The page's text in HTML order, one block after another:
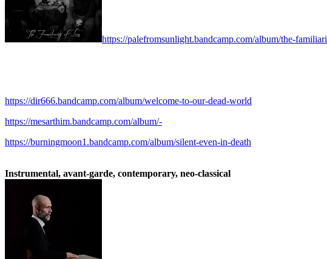
https://palefromsunlight.bandcamp.com/album/the-
https://dir666.bandcamp.com/album/welcome-to-our-dead-world
https://mesarthim.bandcamp.com/album/-
https://burningmoon1.bandcamp.com/album/silent-even-in-death
Instrumental, avant-garde, contemporary, neo-classical